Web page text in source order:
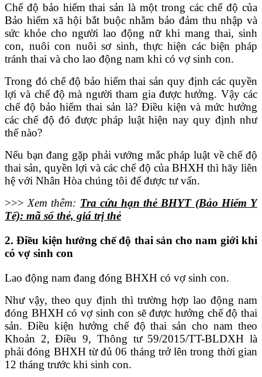
Chế độ bảo hiểm thai sản là một trong các chế độ của
Bảo hiểm xã hội bắt buộc nhằm bảo đảm thu nhập và
sức khỏe cho người lao động nữ khi mang thai, sinh
con, nuôi con nuôi sơ sinh, thực hiện các biện pháp
tránh thai và cho lao động nam khi có vợ sinh con.
Trong đó chế độ bảo hiểm thai sản quy định các quyền
lợi và chế độ mà người tham gia được hưởng. Vậy các
chế độ bảo hiểm thai sản là? Điều kiện và mức hưởng
các chế độ đó được pháp luật hiện nay quy định như
thế nào?
Nếu bạn đang gặp phải vướng mắc pháp luật về chế độ
thai sản, quyền lợi và các chế độ của BHXH thì hãy liên
hệ với Nhân Hòa chúng tôi để được tư vấn.
>>> Xem thêm: Tra cứu hạn thẻ BHYT (Bảo Hiểm Y
Tế): mã số thẻ, giá trị thẻ
2. Điều kiện hưởng chế độ thai sản cho nam giới khi
có vợ sinh con
Lao động nam đang đóng BHXH có vợ sinh con.
Như vậy, theo quy định thì trường hợp lao động nam
đóng BHXH có vợ sinh con sẽ được hưởng chế độ thai
sản. Điều kiện hưởng chế độ thai sản cho nam theo
Khoản 2, Điều 9, Thông tư 59/2015/TT-BLDXH là
phải đóng BHXH từ đủ 06 tháng trở lên trong thời gian
12 tháng trước khi sinh con.